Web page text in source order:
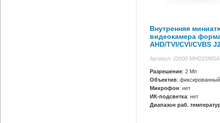
Внутренняя
видеокамера
AHD/TVI/CVI/CVBS
Артикул: J2000-
Разрешение: 2 Мп
Объектив: фиксированный
Микрофон: нет
ИК-подсветка: нет
Диапазон раб.